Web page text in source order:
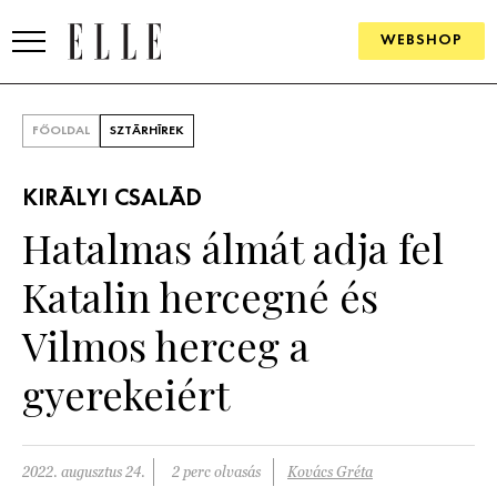
WEBSHOP
SZÉPSÉG
PÁRKAPCSOLAT
FŐOLDAL SZTÁRHÍREK
KIRÁLYI CSALÁD
Hatalmas álmát adja fel
Katalin hercegné és
Vilmos herceg a
gyerekeiért
2022. augusztus 24. 2 perc olvasás Kovács Gréta